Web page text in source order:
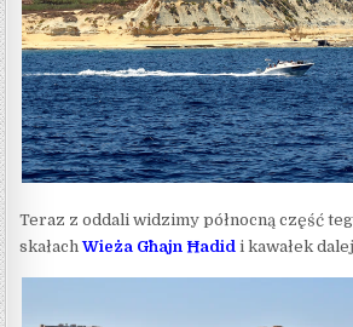
Teraz z oddali widzimy północną część
skałachWieża Għajn Ħadid i kawałek dalej